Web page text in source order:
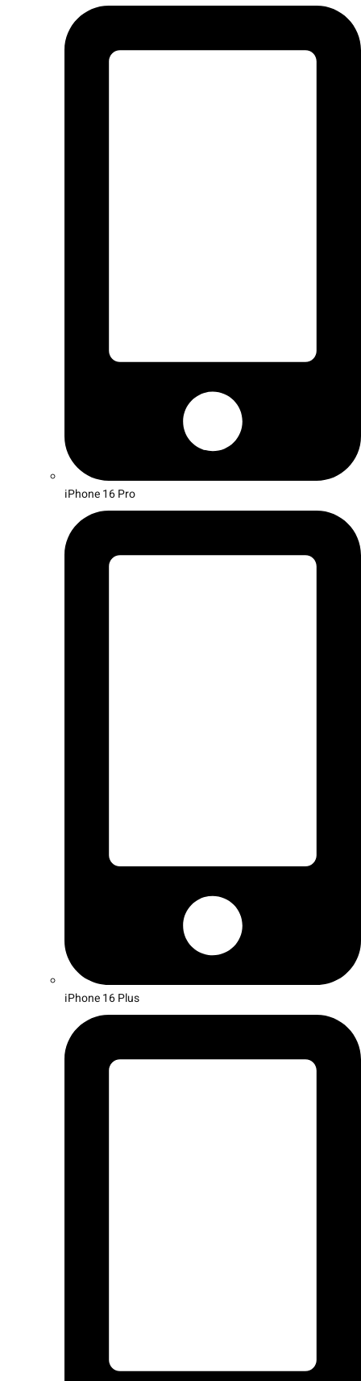
iPhone 16 Pro
iPhone 16 Plus